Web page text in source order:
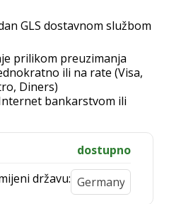
GLS dostavnom službom
prilikom preuzimanja
ili na rate (Visa,
Diners)
bankarstvom ili
dostupno
državu: